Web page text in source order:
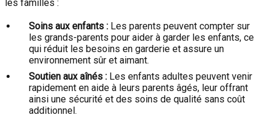
les familles :
Soins aux enfants : Les parents peuvent compter sur
les grands-parents pour aider à garder les enfants, ce
qui réduit les besoins en garderie et assure un
environnement sûr et aimant.
Soutien aux aînés : Les enfants adultes peuvent venir
rapidement en aide à leurs parents âgés, leur offrant
ainsi une sécurité et des soins de qualité sans coût
additionnel.